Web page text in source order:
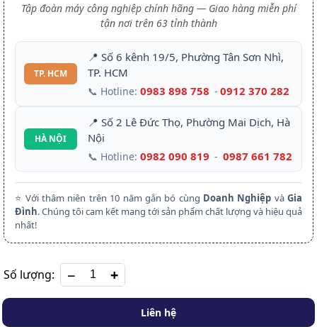
Tập đoàn máy công nghiệp chính hãng — Giao hàng miễn phí
tận nơi trên 63 tỉnh thành
TP. HCM
📍 Số 6 kênh 19/5, Phường Tân Sơn Nhì,
TP. HCM
📞 Hotline: 0983 898 758 - 0912 370 282
HÀ NỘI
📍 Số 2 Lê Đức Thọ, Phường Mai Dịch, Hà
Nội
📞 Hotline: 0982 090 819 - 0987 661 782
⭐ Với thâm niên trên 10 năm gắn bó cùng Doanh Nghiệp vàGia
Đình. Chúng tôi cam kết mang tới sản phẩm chất lượng và hiệu quả
nhất!
Số lượng: +
Liên hệ